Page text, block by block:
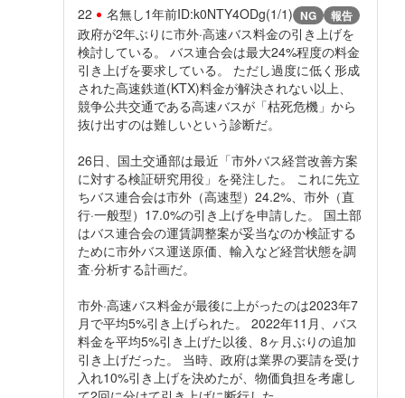
22 名無し1年前ID:k0NTY4ODg(1/1) NG 報告
政府が2年ぶりに市外·高速バス料金の引き上げを
検討している。 バス連合会は最大24%程度の料金
引き上げを要求している。 ただし過度に低く形成
された高速鉄道(KTX)料金が解決されない以上、
競争公共交通である高速バスが「枯死危機」から
抜け出すのは難しいという診断だ。
26日、国土交通部は最近「市外バス経営改善方案
に対する検証研究用役」を発注した。 これに先立
ちバス連合会は市外（高速型）24.2%、市外（直
行·一般型）17.0%の引き上げを申請した。 国土部
はバス連合会の運賃調整案が妥当なのか検証する
ために市外バス運送原価、輸入など経営状態を調
査·分析する計画だ。
市外·高速バス料金が最後に上がったのは2023年7
月で平均5%引き上げられた。 2022年11月、バス
料金を平均5%引き上げた以後、8ヶ月ぶりの追加
引き上げだった。 当時、政府は業界の要請を受け
入れ10%引き上げを決めたが、物価負担を考慮し